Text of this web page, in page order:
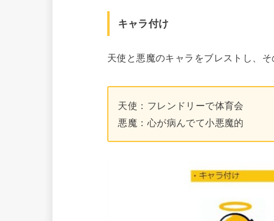
キャラ付け
天使と悪魔のキャラをブレストし、
天使：フレンドリーで体育会
悪魔：心が病んでて小悪魔的